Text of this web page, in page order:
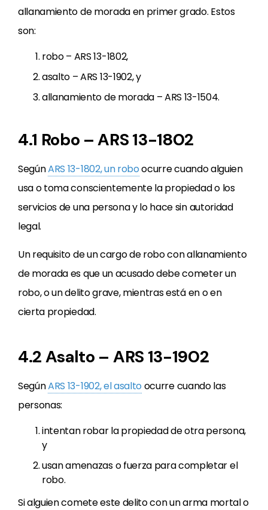
allanamiento de morada en primer grado. Estos
son:
robo – ARS 13-1802,
asalto – ARS 13-1902, y
allanamiento de morada – ARS 13-1504.
4.1 Robo – ARS 13-1802
SegúnARS 13-1802, un roboocurre cuando alguien
usa o toma conscientemente la propiedad o los
servicios de una persona y lo hace sin autoridad
legal.
Un requisito de un cargo de robo con allanamiento
de morada es que un acusado debe cometer un
robo, o un delito grave, mientras está en o en
cierta propiedad.
4.2 Asalto – ARS 13-1902
SegúnARS 13-1902, el asalto ocurre cuando las
personas:
intentan robar la propiedad de otra persona,
y
usan amenazas o fuerza para completar el
robo.
Si alguien comete este delito con un arma mortal o